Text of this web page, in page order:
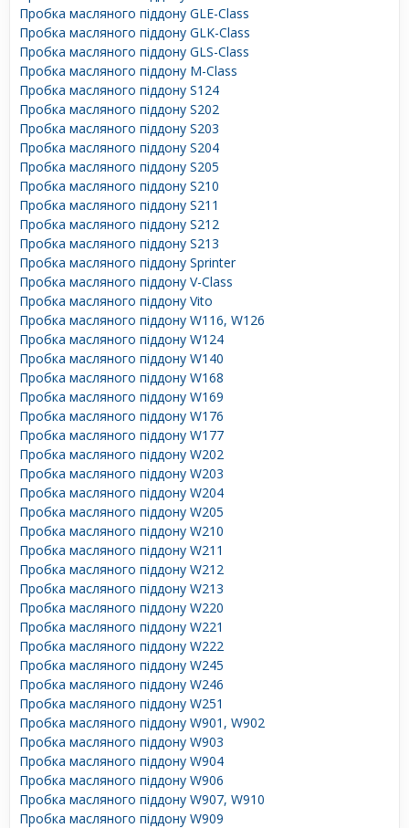
Пробка масляного піддону GLE-Class
Пробка масляного піддону GLK-Class
Пробка масляного піддону GLS-Class
Пробка масляного піддону M-Class
Пробка масляного піддону S124
Пробка масляного піддону S202
Пробка масляного піддону S203
Пробка масляного піддону S204
Пробка масляного піддону S205
Пробка масляного піддону S210
Пробка масляного піддону S211
Пробка масляного піддону S212
Пробка масляного піддону S213
Пробка масляного піддону Sprinter
Пробка масляного піддону V-Class
Пробка масляного піддону Vito
Пробка масляного піддону W116, W126
Пробка масляного піддону W124
Пробка масляного піддону W140
Пробка масляного піддону W168
Пробка масляного піддону W169
Пробка масляного піддону W176
Пробка масляного піддону W177
Пробка масляного піддону W202
Пробка масляного піддону W203
Пробка масляного піддону W204
Пробка масляного піддону W205
Пробка масляного піддону W210
Пробка масляного піддону W211
Пробка масляного піддону W212
Пробка масляного піддону W213
Пробка масляного піддону W220
Пробка масляного піддону W221
Пробка масляного піддону W222
Пробка масляного піддону W245
Пробка масляного піддону W246
Пробка масляного піддону W251
Пробка масляного піддону W901, W902
Пробка масляного піддону W903
Пробка масляного піддону W904
Пробка масляного піддону W906
Пробка масляного піддону W907, W910
Пробка масляного піддону W909